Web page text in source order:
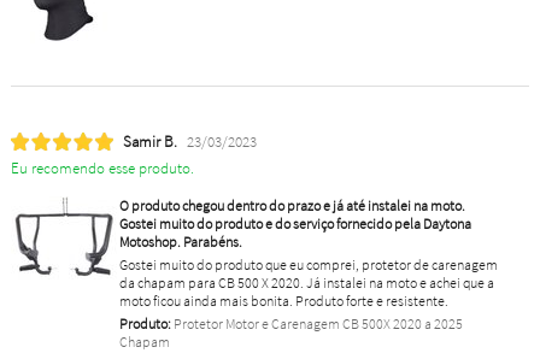
Samir B. 23/03/2023
Eu recomendo esse produto.
O produto chegou dentro do prazo e já até instalei na moto.
Gostei muito do produto e do serviço fornecido pela Daytona
Motoshop. Parabéns.
Gostei muito do produto que eu comprei, protetor de carenagem
da chapam para CB 500 X 2020. Já instalei na moto e achei que a
moto ficou ainda mais bonita. Produto forte e resistente.
Produto:Protetor Motor e Carenagem CB 500X 2020 a 2025
Chapam